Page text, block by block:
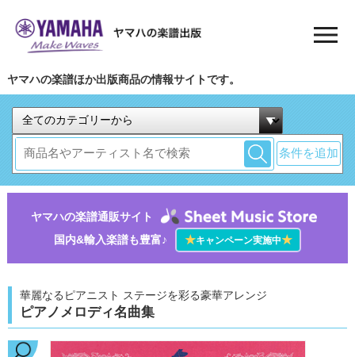
ヤマハの楽譜ほか出版商品の情報サイトです。
条件を追加
ヤマハの楽譜通販サイト
国内&輸入楽譜も豊富♪
★キャンペーン実施中★
華麗なるピアニスト ステージを彩る豪華アレンジ
ピアノメロディ名曲集